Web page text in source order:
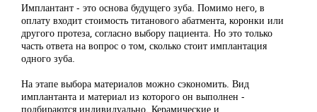
Имплантант - это основа будущего зуба. Помимо него, в
оплату входит стоимость титанового абатмента, коронки или
другого протеза, согласно выбору пациента. Но это только
часть ответа на вопрос о том, сколько стоит имплантация
одного зуба.
На этапе выбора материалов можно сэкономить. Вид
имплантанта и материал из которого он выполнен -
подбираются индивидуально. Керамические и